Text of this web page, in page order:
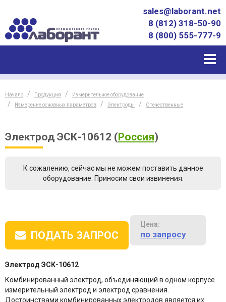
sales@laborant.net
8 (812) 318-50-90
8 (800) 555-777-9
Начало Продукция
Измерительное оборудование
Измерение основных параметров
Электроды Отечественные
Электрод ЭСК-10612 (Россия)
К сожалению, сейчас мы не можем поставить данное
оборудование. Приносим свои извинения.
ПОДАТЬ ЗАПРОС
Цена:
по запросу
Электрод ЭСК-10612
Комбинированный электрод, объединяющий в одном корпусе
измерительный электрод и электрод сравнения.
Достоинствами комбинированных электродов является их